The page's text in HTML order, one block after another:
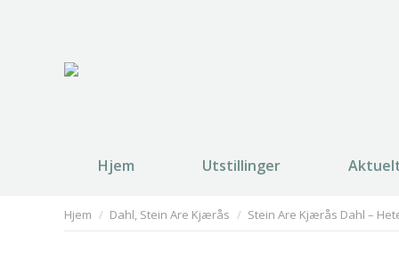
Hjem Utstillinger
You are here:
Hjem Dahl, Stein Are Kjærås Stein Are Kjærås Dahl –